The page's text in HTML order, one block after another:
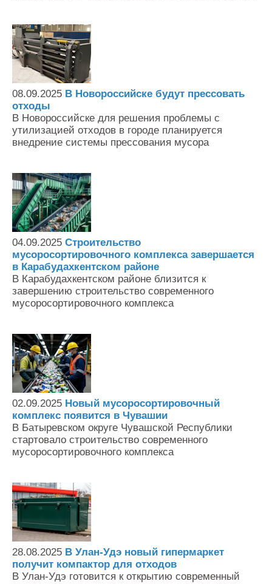
08.09.2025 В Новороссийске будут прессовать
отходы
В Новороссийске для решения проблемы с
утилизацией отходов в городе планируется
внедрение системы прессования мусора
04.09.2025 Строительство
мусоросортировочного комплекса завершается
в Карабудахкентском районе
В Карабудахкентском районе близится к
завершению строительство современного
мусоросортировочного комплекса
02.09.2025 Новый мусоросортировочный
комплекс появится в Чувашии
В Батыревском округе Чувашской Республики
стартовало строительство современного
мусоросортировочного комплекса
28.08.2025 В Улан-Удэ новый гипермаркет
получит компактор для отходов
В Улан-Удэ готовится к открытию современный